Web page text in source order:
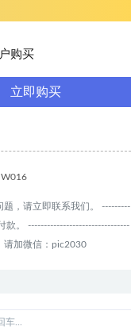
购买
立即购买
W016
题，请立即联系我们。 ---------
款。 --------------------------------
请加微信：pic2030